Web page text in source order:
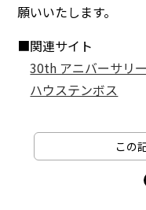
願いいたします。
■関連サイト
30th アニバーサリ
ハウステンボス
この